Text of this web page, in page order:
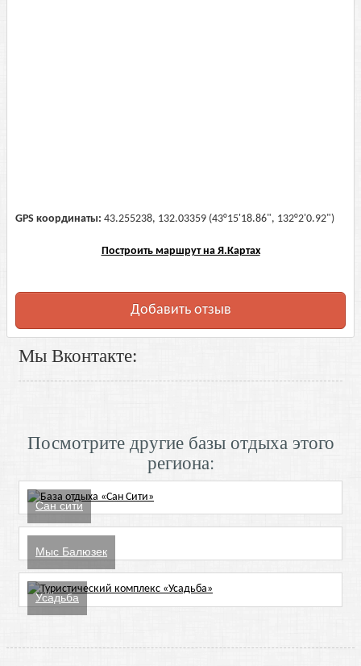
GPS координаты: 43.255238, 132.03359 (43°15'18.86", 132°2'0.92")
Построить маршрут на Я.Картах
Добавить отзыв
Мы Вконтакте:
Посмотрите другие базы отдыха этого
региона:
Сан сити
Мыс Балюзек
Усадьба